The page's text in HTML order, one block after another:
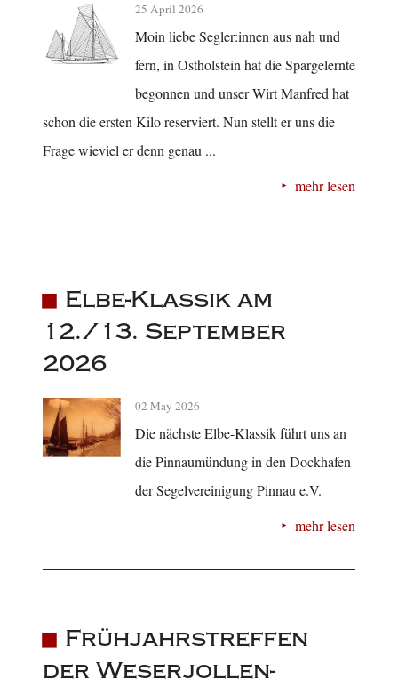
25 April 2026
Moin liebe Segler:innen aus nah und
fern, in Ostholstein hat die Spargelernte
begonnen und unser Wirt Manfred hat
schon die ersten Kilo reserviert. Nun stellt er uns die
Frage wieviel er denn genau ...
mehr lesen
Elbe-Klassik am
12./13. September
2026
02 May 2026
Die nächste Elbe-Klassik führt uns an
die Pinnaumündung in den Dockhafen
der Segelvereinigung Pinnau e.V.
mehr lesen
Frühjahrstreffen
der Weserjollen-